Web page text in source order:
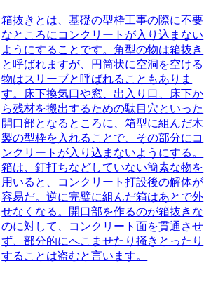
箱抜きとは、基礎の型枠工事の際に不要
なところにコンクリートが入り込まない
ようにすること です。角型の物は箱抜き
と呼ばれますが、円筒状に空洞を空ける
物はスリーブと呼ばれることもありま
す。床下換気口や窓、出入り口、床下か
ら残材を搬出するための駄目穴といった
開口部となるところに、箱型に組んだ木
製の型枠を入れることで、その部分にコ
ンクリートが入り込まないようにする。
箱は、釘打ちなどしていない簡素な物を
用いると、コンクリート打設後の解体が
容易だ。逆に完璧に組んだ箱はあとで外
せなくなる。開口部を作るのが箱抜きな
のに対して、コンクリート面を貫通させ
ず、部分的にへこませたり掻きとったり
することは盗むと言います。